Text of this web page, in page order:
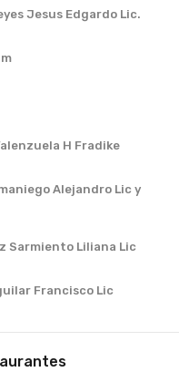
Jesus Edgardo Lic.
H Fradike
Alejandro Lic y
Sarmiento Liliana Lic
Francisco Lic